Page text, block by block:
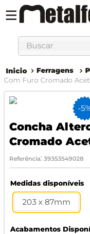
Buscar
Ferragens
Com Furo Cromado
-
Concha
Cromado
Referência: 39353549028
Medidas disponíveis
203 x 87mm
Acabamentos